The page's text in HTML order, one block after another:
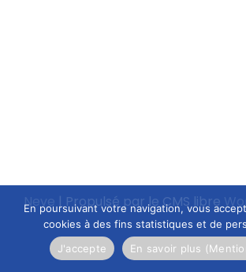
Neve | Propulsé par le CMS libre
En poursuivant votre navigation, vous
cookies à des fins statistiques et de
J'accepte
En savoir plus